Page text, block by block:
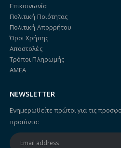
Επικοινωνία
Πολιτική Ποιότητας
Πολιτική Απορρήτου
Όροι Χρήσης
Αποστολές
Τρόποι Πληρωμής
ΑΜΕΑ
NEWSLETTER
Ενημερωθείτε πρώτοι για τις
προϊόντα: